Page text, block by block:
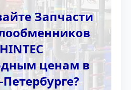
Запчасти
HINTEC
ценам в